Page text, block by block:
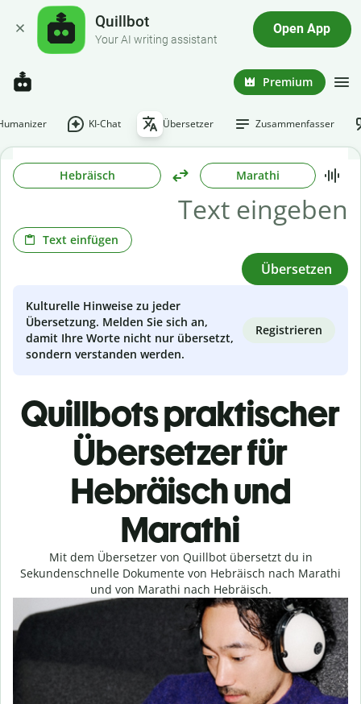
Quillbot
Your AI writing assistant
Open App
Premium
KI-Chat Übersetzer Zusammenfasser
Hebräisch Marathi
Text einfügen
Übersetzen
Kulturelle Hinweise zu jeder
Übersetzung. Melden Sie sich an,
damit Ihre Worte nicht nur übersetzt,
sondern verstanden werden.
Registrieren
Quillbots praktischer
Übersetzer für
Hebräisch und
Marathi
Mit dem Übersetzer von Quillbot übersetzt du in
Sekundenschnelle Dokumente von Hebräisch nach Marathi
und von Marathi nach Hebräisch.